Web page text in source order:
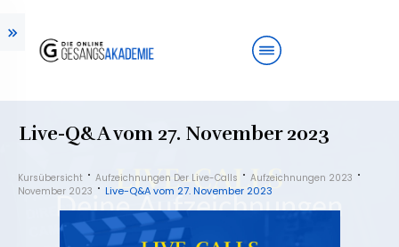
Live-Q&A vom 27. November 2023
Kursübersicht Aufzeichnungen Der Live-Calls
Aufzeichnungen 2023
November 2023
Live-Q&A vom 27. November 2023